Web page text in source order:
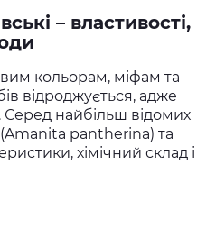
– властивості,
кольорам, міфам та
відроджується, адже
Серед найбільш відомих
pantherina) та
хімічний склад і